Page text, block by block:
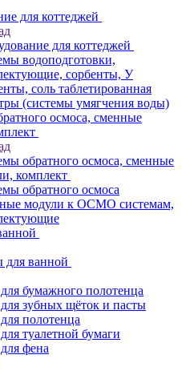
для коттеджей
для коттеджей
водоподготовки,
сорбенты, У
соль таблетированная
(системы умягчения воды)
осмоса, сменные
обратного осмоса, сменные
комплект
обратного осмоса
модули к ОСМО системам,
для ванной
бумажного полотенца
зубных щёток и пасты
полотенца
туалетной бумаги
фена